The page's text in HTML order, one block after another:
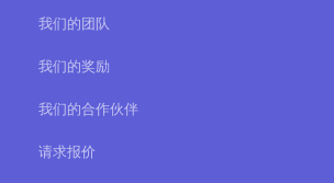
我们的团队
我们的奖励
我们的合作伙伴
请求报价